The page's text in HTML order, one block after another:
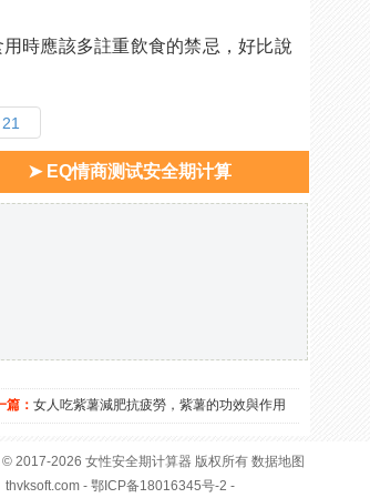
時應該多註重飲食的禁忌，好比說
21
➤ EQ情商测试安全期计算
篇： 女人吃紫薯減肥抗疲勞，紫薯的功效與作用
2017-2026 女性安全期计算器 版权所有 数据地图
thvksoft.com - 鄂ICP备18016345号-2 -